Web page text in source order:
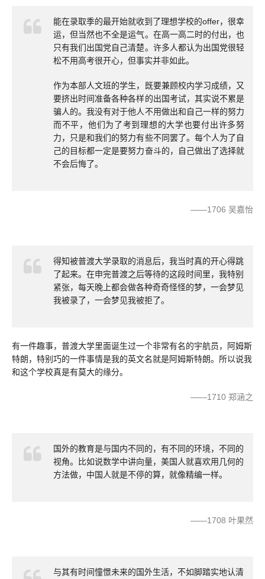
能在录取季的最开始就收到了理想学校的offer，很幸
运，但当然也不全是运气。在高一高二时的付出，也
只有我们出国党自己清楚。许多人都认为出国党很轻
松不用高考很开心，但事实并非如此。
作为本部人文班的学生，既要兼顾校内学习成绩，又
要挤出时间准备各种各样的出国考试，其实说不累是
骗人的。我没有对于他人不用做出和自己一样的努力
而不平，他们为了考到理想的大学也要付出许多努
力，只是和我们的努力有些不同罢了。每个人为了自
己的目标都一定是要努力奋斗的，自己做出了选择就
不会后悔了。
——1706 吴嘉怡
得知被普渡大学录取的消息后，我当时真的开心得跳
了起来。在申完普渡之后等待的这段时间里，我特别
紧张，每天晚上都会做各种奇奇怪怪的梦，一会梦见
我被录了，一会梦见我被拒了。
有一件趣事，普渡大学里面诞生过一个非常有名的宇航员，阿姆斯
特朗，特别巧的一件事情是我的英文名就是阿姆斯特朗。所以说我
和这个学校真是有莫大的缘分。
——1710 郑涵之
国外的教育是与国内不同的，有不同的环境，不同的
视角。比如说数学中讲向量，美国人就喜欢用几何的
方法做，中国人就是不停的算，就像精编一样。
——1708 叶果然
与其有时间憧憬未来的国外生活，不如脚踏实地认清